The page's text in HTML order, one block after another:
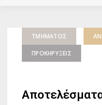
ΤΜΉΜΑΤΟΣ
ΠΡΟΚΗΡΎΞΕΙΣ